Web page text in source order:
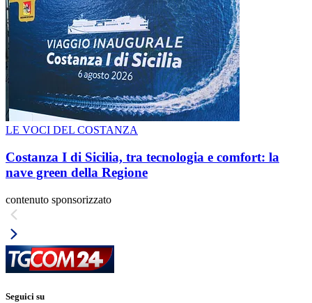
LE VOCI DEL COSTANZA
Costanza I di Sicilia, tra tecnologia e comfort: la
nave green della Regione
contenuto sponsorizzato
Seguici su